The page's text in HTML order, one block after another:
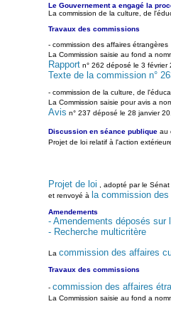
Le Gouvernement a engagé la
La commission de la culture, de
Travaux des commissions
- commission des affaires étrangères
La Commission saisie au fond a
Rapportn° 262 déposé le 3 février
Texte de la commission n°
- commission de la culture, de
La Commission saisie pour avis a
Avis n° 237 déposé le 28 janvier
Discussion en séance publiqueau
Projet de loi relatif à l'action
Projet de loi , adopté par le
et renvoyé à la commission
Amendements
- Amendements déposés sur
- Recherche multicritère
La commission des affaires
Travaux des commissions
- commission des affaires
La Commission saisie au fond a